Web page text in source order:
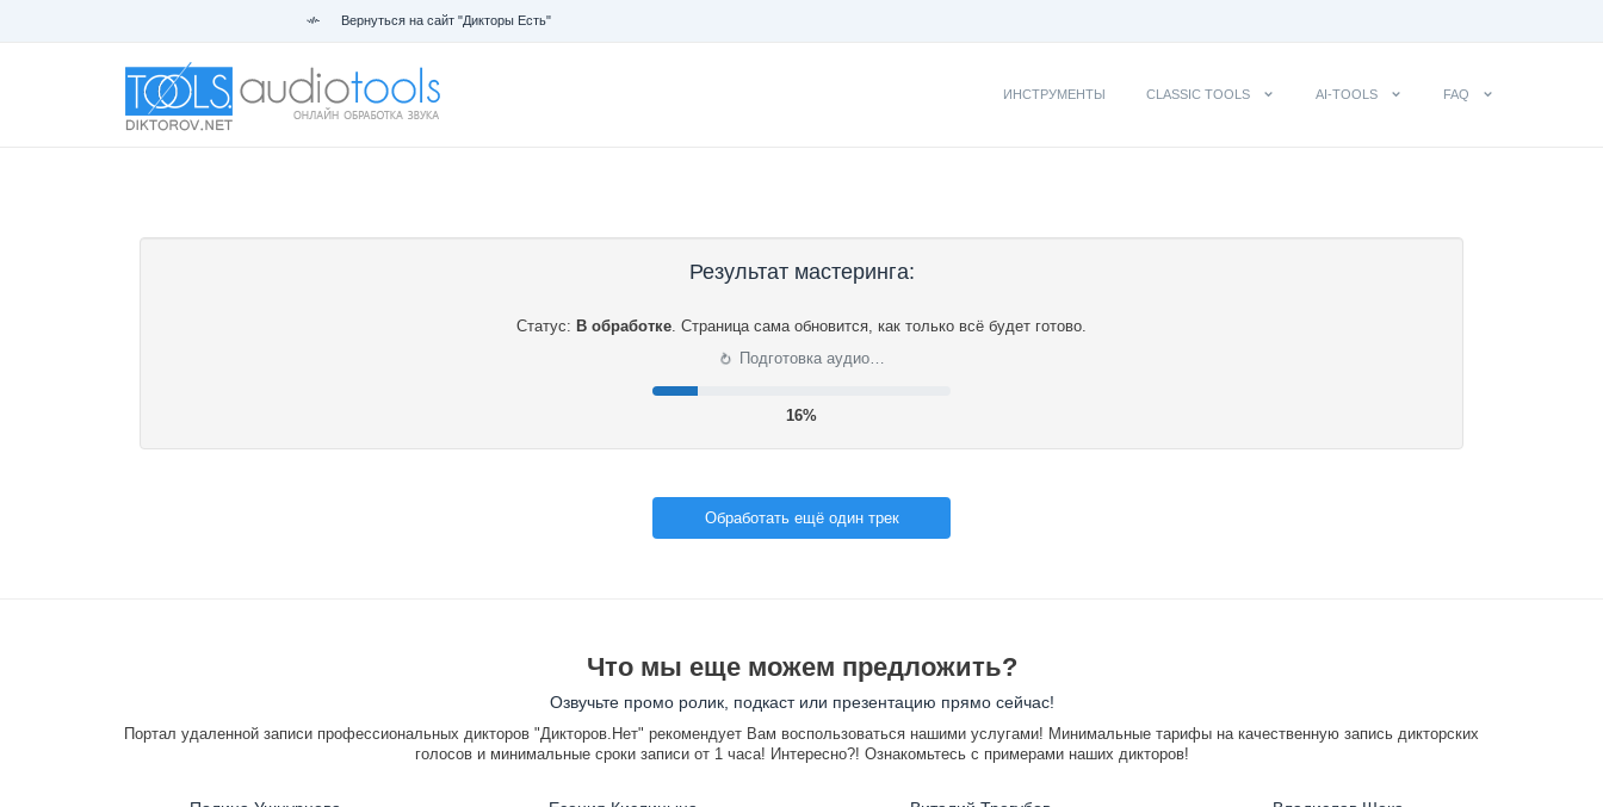
Вернуться на сайт "Дикторы Есть"
ИНСТРУМЕНТЫ CLASSIC TOOLS AI-TOOLS FAQ
Результат мастеринга:
Статус: В обработке. Страница сама обновится, как только всё будет готово.
⟳ Подготовка аудио…
16%
Обработать ещё один трек
Что мы еще можем предложить?
Озвучьте промо ролик, подкаст или презентацию прямо сейчас!
Портал удаленной записи профессиональных дикторов "Дикторов.Нет" рекомендует Вам воспользоваться нашими услугами! Минимальные тарифы на качественную запись дикторских
голосов и минимальные сроки записи от 1 часа! Интересно?! Ознакомьтесь с примерами наших дикторов!